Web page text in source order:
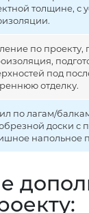
толщине, с
по проекту,
под
отделку.
по лагам/
доски с
напольное